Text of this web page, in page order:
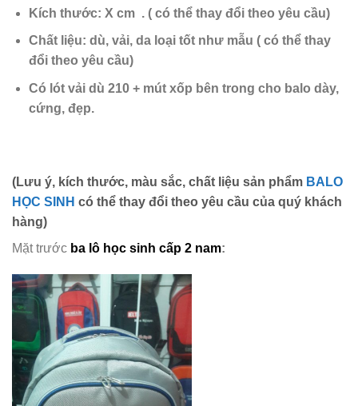
Kích thước: X cm .( có thể thay đổi theo yêu cầu)
Chất liệu: dù, vải, da loại tốt như mẫu ( có thể thay
đổi theo yêu cầu)
Có lót vải dù 210 + mút xốp bên trong cho balo dày,
cứng, đẹp.
(Lưu ý, kích thước, màu sắc, chất liệu sản phẩm BALO
HỌC SINH có thể thay đổi theo yêu cầu của quý khách
hàng)
Mặt trước ba lô học sinh cấp 2 nam: